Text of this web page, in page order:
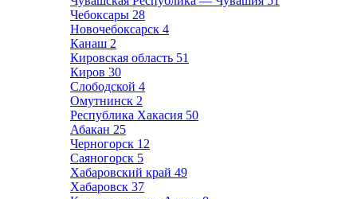
Чебоксары 28
Новочебоксарск 4
Канаш 2
Кировская область 51
Киров 30
Слободской 4
Омутнинск 2
Республика Хакасия 50
Абакан 25
Черногорск 12
Саяногорск 5
Хабаровский край 49
Хабаровск 37